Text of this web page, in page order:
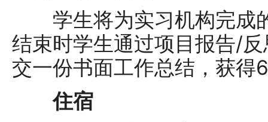
学生将为实习机构完成
结束时学生通过项目报告/
交一份书面工作总结，获
住宿